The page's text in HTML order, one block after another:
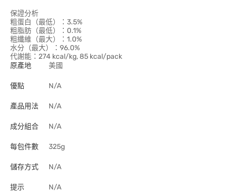
保證分析
粗蛋白（最低）：3.5%
粗脂肪（最低）：0.1%
粗纖維（最大）：1.0%
水分（最大）：96.0%
代謝能：274 kcal/kg, 85 kcal/pack
原產地
美國
優點 N/A
產品用法 N/A
成分組合 N/A
每包件數 325g
儲存方式 N/A
提示 N/A